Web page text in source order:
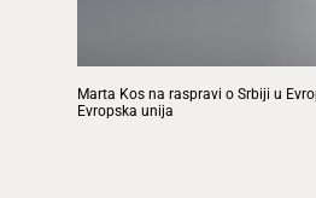
Marta Kos na raspravi o Srbiji u
Evropska unija